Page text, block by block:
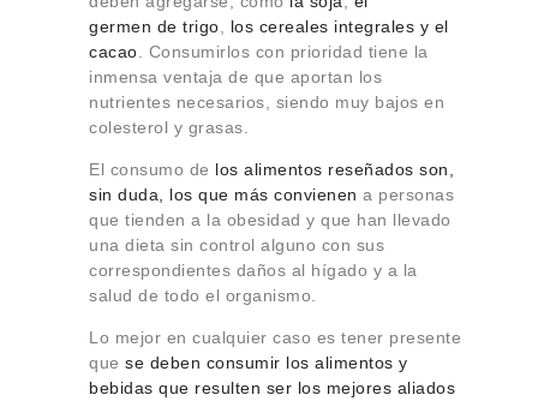
germen de trigo
los cereales integrales y el
cacao . Consumirlos con prioridad tiene la
inmensa ventaja de que aportan los
nutrientes necesarios, siendo muy bajos en
colesterol y grasas.
El consumo de los alimentos reseñados son,
sin duda, los que más convienen a personas
que tienden a la obesidad y que han llevado
una dieta sin control alguno con sus
correspondientes daños al hígado y a la
salud de todo el organismo.
Lo mejor en cualquier caso es tener presente
que se deben consumir los alimentos y
bebidas que resulten ser los mejores aliados